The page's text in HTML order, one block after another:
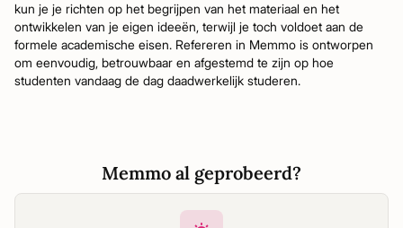
kun je je richten op het begrijpen van het materiaal en het
ontwikkelen van je eigen ideeën, terwijl je toch voldoet aan de
formele academische eisen. Refereren in Memmo is ontworpen
om eenvoudig, betrouwbaar en afgestemd te zijn op hoe
studenten vandaag de dag daadwerkelijk studeren.
Memmo al geprobeerd?